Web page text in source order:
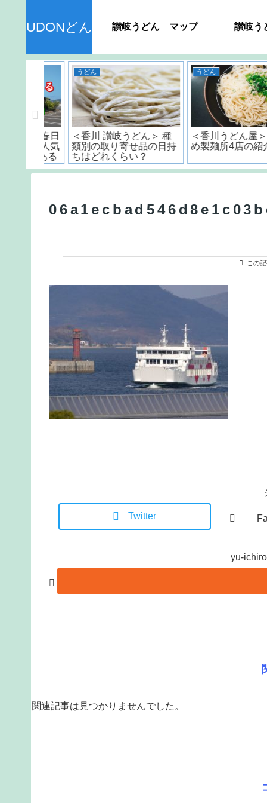
UDONどん 讃岐うどん マップ 讃岐
＜香川うどん屋＞おすす
め製麺所4店の紹介
香川県のおすすめスポット
丸亀城のスタンプラリ
は最後に感動が訪れる
この
Twitter
yu-
関連記事は見つかりませんでした。